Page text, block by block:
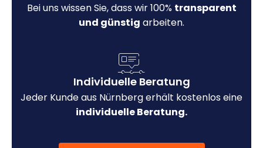
Bei uns wissen Sie, dass wir 100% transparent
und günstig arbeiten.
Individuelle Beratung
Jeder Kunde aus Nürnberg erhält kostenlos eine
individuelle Beratung.